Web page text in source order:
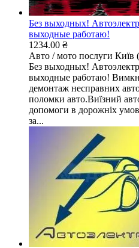
Без выходных!
выходные работаю!
1234.00 ₴
Авто / мото послуги Київ
Без выходных!
выходные работаю!
демонтаж несправних
поломки авто.Виїзний
допомоги в дорожніх
за...